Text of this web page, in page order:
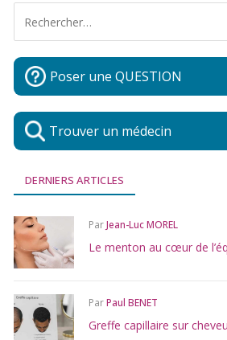
Poser une QUESTION
Trouver un médecin
DERNIERS ARTICLES
ParJean-Luc MOREL
Le menton au cœur de
ParPaul BENET
Greffe capillaire sur